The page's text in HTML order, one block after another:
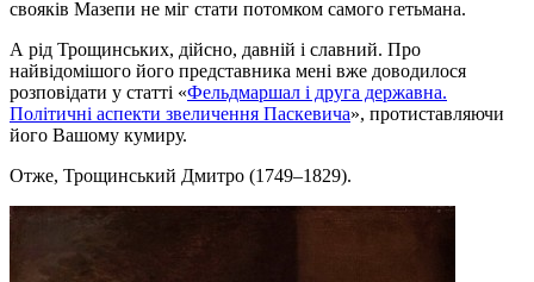
свояків Мазепи не міг стати потомком самого гетьмана.
А рід Трощинських, дійсно, давній і славний. Про
найвідомішого його представника мені вже доводилося
розповідати у статті «Фельдмаршал і друга державна.
Політичні аспекти звеличення Паскевича», протиставляючи
його Вашому кумиру.
Отже, Трощинський Дмитро (1749–1829).